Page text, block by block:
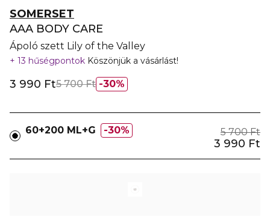
SOMERSET
AAA BODY CARE
Ápoló szett Lily of the Valley
13 hűségpontok Köszönjük a vásárlást!
30%
3 990 Ft5 700 Ft
60+200 ML+G 30% 5 700 Ft
3 990 Ft